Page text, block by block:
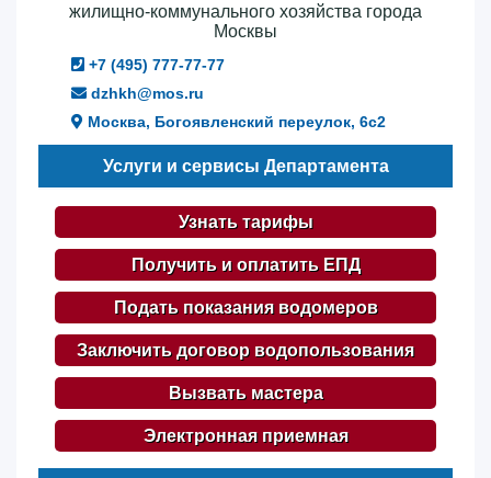
жилищно-коммунального хозяйства города
Москвы
+7 (495) 777-77-77
dzhkh@mos.ru
Москва, Богоявленский переулок, 6с2
Услуги и сервисы Департамента
Узнать тарифы
Получить и оплатить ЕПД
Подать показания водомеров
Заключить договор водопользования
Вызвать мастера
Электронная приемная